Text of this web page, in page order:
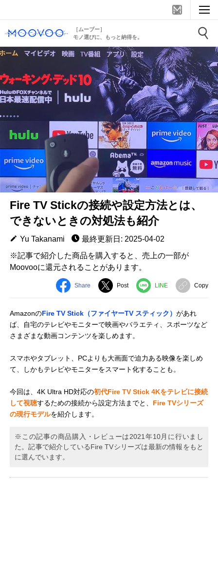
［ムーブー］
モノ選びに、もっと納得を。
Fire TV Stickの接続や設定方法とは、
できないときの対処法も紹介
Yu Takanami
最終更新日: 2025-04-02
※記事で紹介した商品を購入すると、売上の一部が
Moovooに還元されることがあります。
Share Post LINE Copy
AmazonのFire TV Stick（ファイヤーTV スティック） があれ
ば、自宅のテレビやモニターで映画やバラエティ、スポーツなど
さまざまな動画コンテンツを楽しめます。
スマホやタブレット、PCよりも大画面で迫力ある映像を楽しめ
て、しかもテレビやモニターをスマート化することも。
今回は、4K Ultra HD対応の初代Fire TV Stick 4Kをテレビに接続
して視聴するための接続から設定方法までと、 Fire TVシリーズ
の現行モデルを紹介します。
※この記事の商品購入・レビューは2021年10月に行いまし
た。記事で紹介しているFire TVシリーズは最新の情報をもと
に選んでいます。